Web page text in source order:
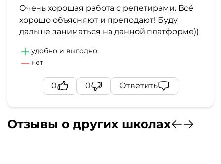
Очень хорошая работа с репетирами. Всё
хорошо объясняют и преподают! Буду
дальше заниматься на данной платформе))
удобно и выгодно
нет
0 0 Ответить
Отзывы о других школах
на
профориентацию